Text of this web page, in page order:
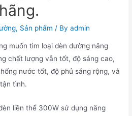
, Sản phẩm / Byadmin
muốn tìm loại đèn đường năng
chất lượng vẫn tốt, độ sáng cao,
nước tốt, độ phủ sáng rộng, và
tình.
liền thể 300W sử dụng năng